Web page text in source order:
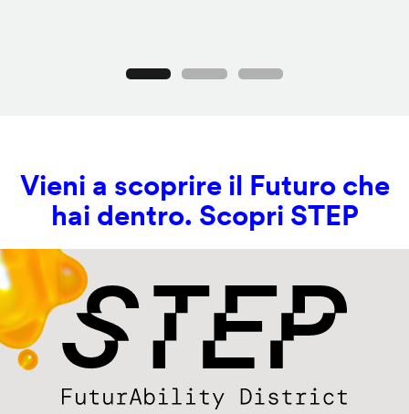
Vieni a scoprire il Futuro che
hai dentro. Scopri STEP